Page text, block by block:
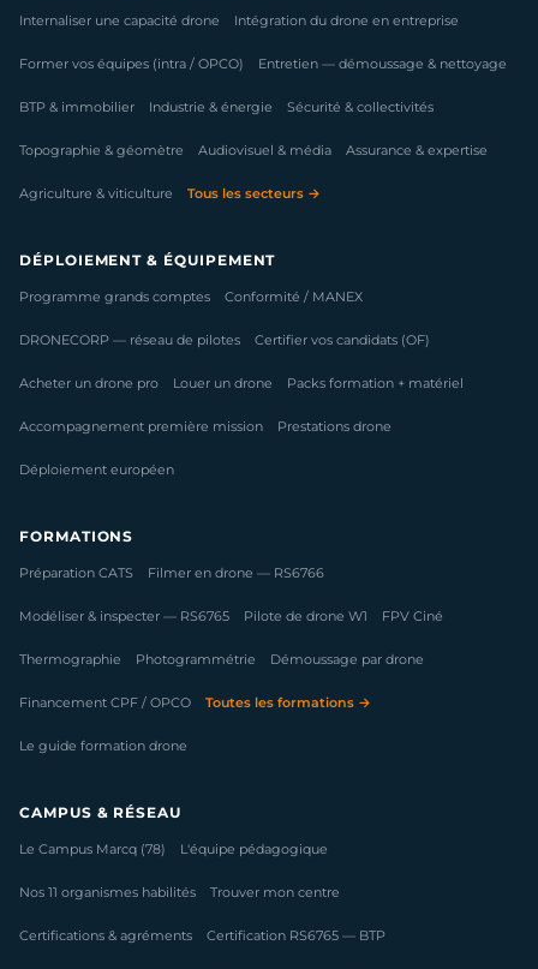
Internaliser une capacité drone Intégration du drone en entreprise
Former vos équipes (intra / OPCO) Entretien — démoussage & nettoyage
BTP & immobilier Industrie & énergie Sécurité & collectivités
Topographie & géomètre Audiovisuel & média Assurance & expertise
Agriculture & viticulture Tous les secteurs →
DÉPLOIEMENT & ÉQUIPEMENT
Programme grands comptes Conformité / MANEX
DRONECORP — réseau de pilotes Certifier vos candidats (OF)
Acheter un drone pro Louer un drone Packs formation + matériel
Accompagnement première mission Prestations drone
Déploiement européen
FORMATIONS
Préparation CATS Filmer en drone — RS6766
Modéliser & inspecter — RS6765 Pilote de drone W1 FPV Ciné
Thermographie Photogrammétrie Démoussage par drone
Financement CPF / OPCO Toutes les formations →
Le guide formation drone
CAMPUS & RÉSEAU
Le Campus Marcq (78) L'équipe pédagogique
Nos 11 organismes habilités Trouver mon centre
Certifications & agréments Certification RS6765 — BTP